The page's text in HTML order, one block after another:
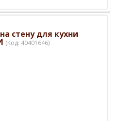
стену для кухни
(Код: 40401646)